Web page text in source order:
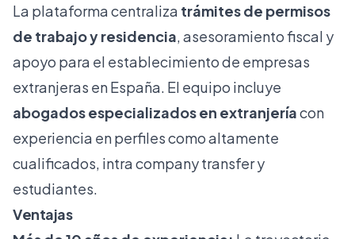
La plataforma centraliza trámites de permisos
de trabajo y residencia, asesoramiento fiscal y
apoyo para el establecimiento de empresas
extranjeras en España. El equipo incluye
abogados especializados en extranjeríacon
experiencia en perfiles como altamente
cualificados, intra company transfer y
estudiantes.
Ventajas